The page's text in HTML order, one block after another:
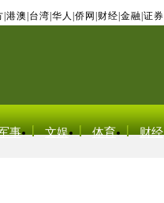
港澳 台湾 华人 侨网 财经 金融 证券
事 文娱 体育 财经